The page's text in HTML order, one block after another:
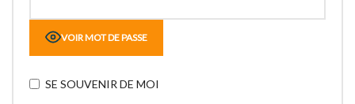
VOIR MOT DE PASSE
SE SOUVENIR DE MOI